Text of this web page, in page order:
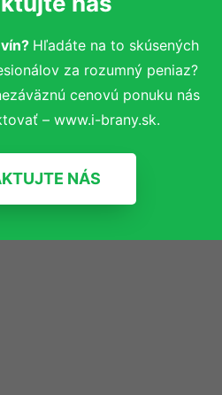
Hľadáte na to skúsených
za rozumný peniaz?
cenovú ponuku nás
– www.i-brany.sk.
NÁS